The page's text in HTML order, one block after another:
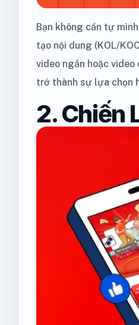
Bạn không cần tự
tạo nội dung (KOL/
video ngắn hoặc video
trở thành sự lựa chọn
2. Chiến